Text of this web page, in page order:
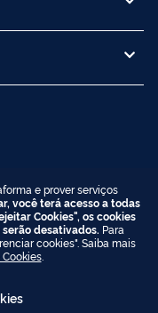
e prover serviços
você terá acesso a todas
Cookies", os cookies
desativados. Para
cookies". Saiba mais
.